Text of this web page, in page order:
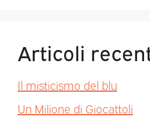
Articoli
Il misticismo del blu
Un Milione di Giocattoli